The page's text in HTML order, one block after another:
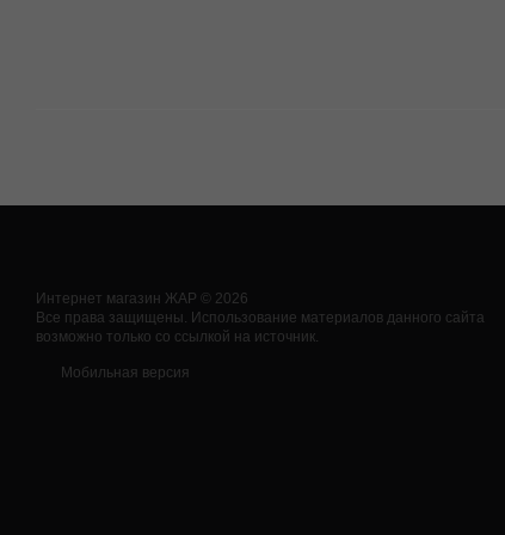
Интернет магазин ЖАР © 2026
Все права защищены. Использование материалов данного сайта
возможно только со ссылкой на источник.
Мобильная версия